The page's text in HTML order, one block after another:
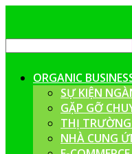
ORGANIC
SỰ KIỆN
GẶP GỠ
THỊ
NHÀ CUNG